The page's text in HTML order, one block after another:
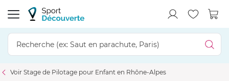
Voir Stage de Pilotage pour Enfant en Rhône-Alpes